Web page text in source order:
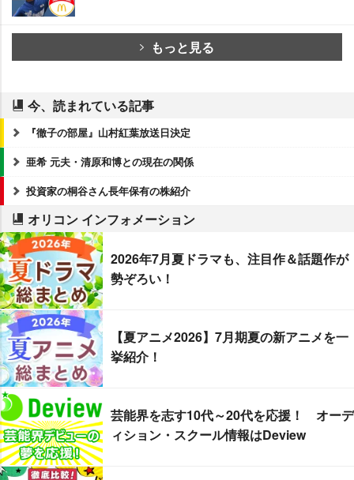
もっと見る
今、読まれている記事
『徹子の部屋』山村紅葉放送日決定
亜希 元夫・清原和博との現在の関係
投資家の桐谷さん長年保有の株紹介
オリコン インフォメーション
2026年7月夏ドラマも、注目作＆話題作が
勢ぞろい！
【夏アニメ2026】7月期夏の新アニメを一
挙紹介！
芸能界を志す10代～20代を応援！ オーデ
ィション・スクール情報はDeview